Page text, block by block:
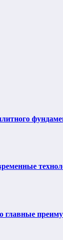
главные